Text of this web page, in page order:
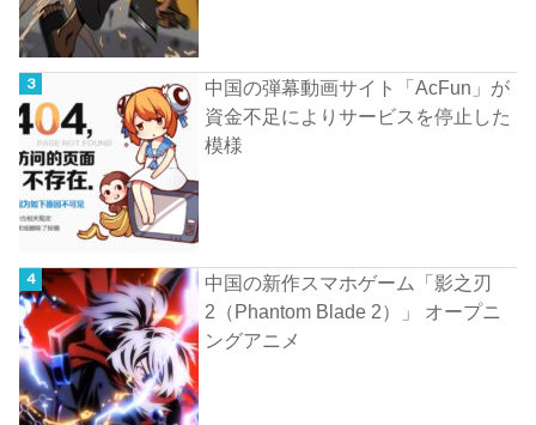
中国の弾幕動画サイト「AcFun」が
資金不足によりサービスを停止した
模様
中国の新作スマホゲーム「影之刃
2（Phantom Blade 2）」 オープニ
ングアニメ